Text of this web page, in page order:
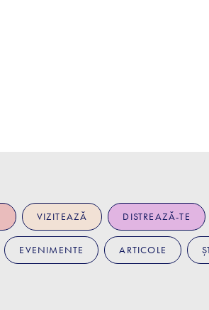
VIZITEAZĂ DISTREAZĂ-TE
EVENIMENTE ARTICOLE